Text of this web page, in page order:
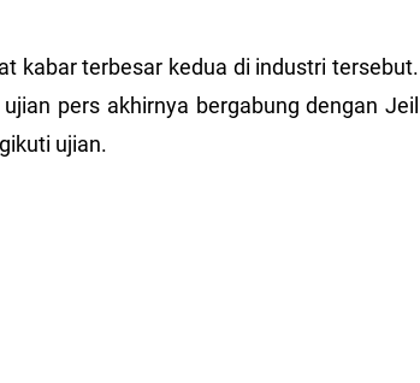
kabar terbesar kedua di industri tersebut.
pers akhirnya bergabung dengan Jeil
ujian.